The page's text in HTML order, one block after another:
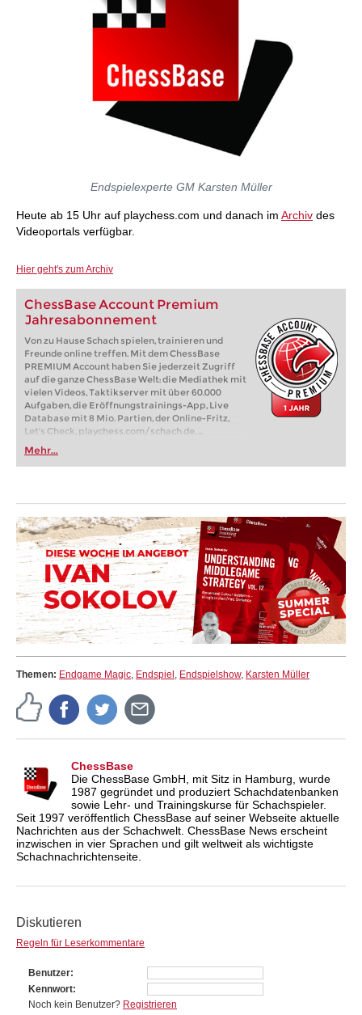
Endspielexperte GM Karsten Müller
Heute ab 15 Uhr auf playchess.com und danach im Archiv des
Videoportals verfügbar.
Hier geht's zum Archiv
ChessBase Account Premium
Jahresabonnement
Von zu Hause Schach spielen, trainieren und
Freunde online treffen. Mit dem ChessBase
PREMIUM Account haben Sie jederzeit Zugriff
auf die ganze ChessBase Welt: die Mediathek mit
vielen Videos, Taktikserver mit über 60.000
Aufgaben, die Eröffnungstrainings-App, Live
Database mit 8 Mio. Partien, der Online-Fritz,
Let's Check, playchess.com/schach.de, ...
Mehr...
Themen: Endgame Magic, Endspiel , Endspielshow, Karsten Müller
ChessBase
Die ChessBase GmbH, mit Sitz in Hamburg, wurde
1987 gegründet und produziert Schachdatenbanken
sowie Lehr- und Trainingskurse für Schachspieler.
Seit 1997 veröffentlich ChessBase auf seiner Webseite aktuelle
Nachrichten aus der Schachwelt. ChessBase News erscheint
inzwischen in vier Sprachen und gilt weltweit als wichtigste
Schachnachrichtenseite.
Diskutieren
Regeln für Leserkommentare
Benutzer
Kennwort
Noch kein Benutzer? Registrieren